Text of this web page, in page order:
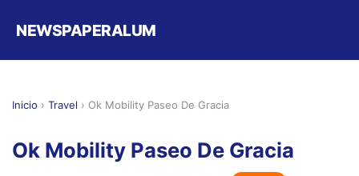
NEWSPAPERALUM
Inicio › Travel › Ok Mobility Paseo De Gracia
Ok Mobility Paseo De Gracia